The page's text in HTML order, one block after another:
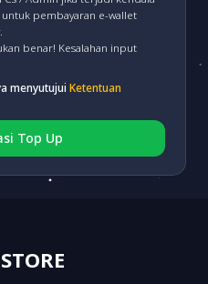
pembayaran e-wallet
benar! Kesalahan input
menyutujui Ketentuan
Top Up